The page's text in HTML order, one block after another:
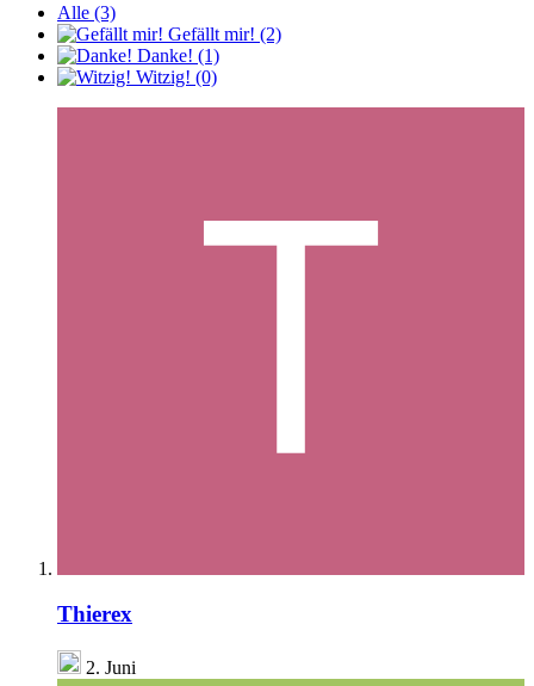
Alle (3)
Gefällt mir! (2)
Danke! (1)
Witzig! (0)
Thierex
2. Juni